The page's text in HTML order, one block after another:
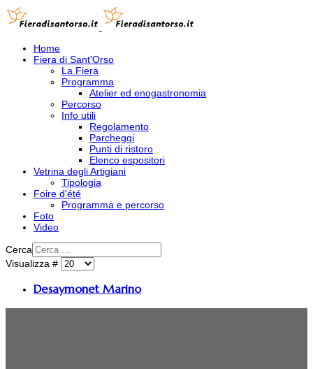
Home
Fiera di Sant'Orso
La Fiera
Programma
Atelier ed enogastronomia
Percorso
Info utili
Regolamento
Parcheggi
Punti di ristoro
Elenco espositori
Vetrina degli Artigiani
Tipologia
Foire d'été
Programma e percorso
Foto
Video
Cerca
Visualizza #
Desaymonet Marino